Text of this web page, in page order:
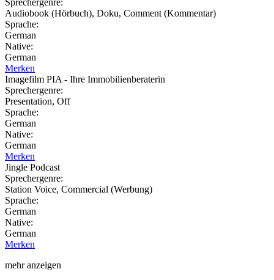
Sprechergenre:
Audiobook (Hörbuch), Doku, Comment (Kommentar)
Sprache:
German
Native:
German
Merken
Imagefilm PIA - Ihre Immobilienberaterin
Sprechergenre:
Presentation, Off
Sprache:
German
Native:
German
Merken
Jingle Podcast
Sprechergenre:
Station Voice, Commercial (Werbung)
Sprache:
German
Native:
German
Merken
mehr anzeigen